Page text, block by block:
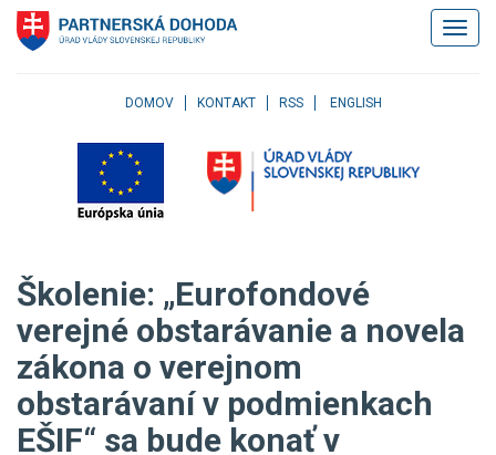
Klávesové
skratky
Skočiť
menu
Skočiť
na
užívateľské
menu
Skočiť
na
DOMOV KONTAKT RSS ENGLISH
Školenie: „Eurofondové
verejné obstarávanie a novela
zákona o verejnom
obstarávaní v podmienkach
EŠIF“ sa bude konať v